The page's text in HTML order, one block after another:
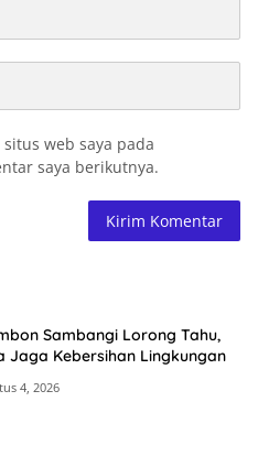
web saya pada
saya berikutnya.
Sambangi Lorong Tahu,
Jaga Kebersihan Lingkungan
4, 2026